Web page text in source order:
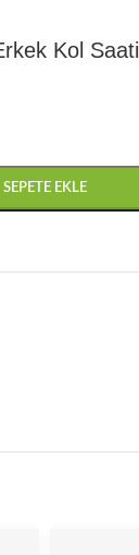
Kol Saati
SEPETE EKLE